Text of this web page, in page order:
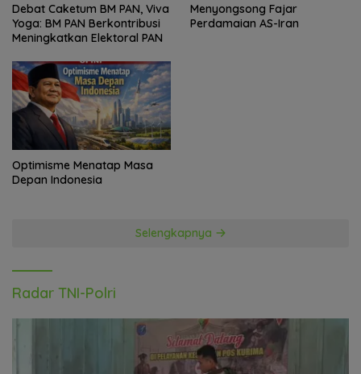
Debat Caketum BM PAN, Viva
Yoga: BM PAN Berkontribusi
Meningkatkan Elektoral PAN
Menyongsong Fajar
Perdamaian AS-Iran
Optimisme Menatap Masa
Depan Indonesia
Selengkapnya
Radar TNI-Polri